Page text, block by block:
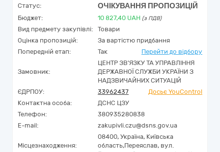
Статус: ОЧІКУВАННЯ ПРОПОЗИЦІЙ
Бюджет: 10 827,40 UAH (з ПДВ)
Вид предмету закупівлі:
Товари
Оцінка пропозицій:
За вартістю придбання
Попередній етап:
Так Перейти до відбору
Замовник:
ЦЕНТР ЗВ'ЯЗКУ ТА УПРАВЛІННЯ
ДЕРЖАВНОЇ СЛУЖБИ УКРАЇНИ З
НАДЗВИЧАЙНИХ СИТУАЦІЙ
ЄДРПОУ:
33962437
Досьє YouControl
Контактна особа:
ДСНС ЦЗУ
Телефон:
380935280838
E-mail:
zakupivli.czu@dsns.gov.ua
Місцезнаходження:
08400, Україна, Київська
область,Переяслав, вул.